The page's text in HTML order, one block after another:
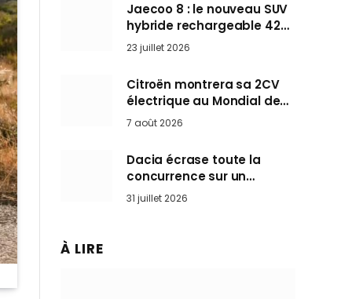
Jaecoo 8 : le nouveau SUV
hybride rechargeable 428
ch qui vise l’Audi Q7 arrive
en Europe cet automne
23 juillet 2026
Citroën montrera sa 2CV
électrique au Mondial de
Paris pendant que BMW et
7 août 2026
Dacia écrase toute la
concurrence sur un
marché où personne ne
l’attendait
31 juillet 2026
À LIRE